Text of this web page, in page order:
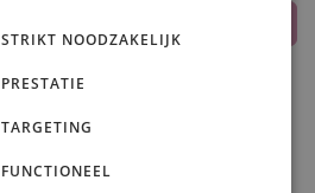
STRIKT NOODZAKELIJK
PRESTATIE
TARGETING
FUNCTIONEEL